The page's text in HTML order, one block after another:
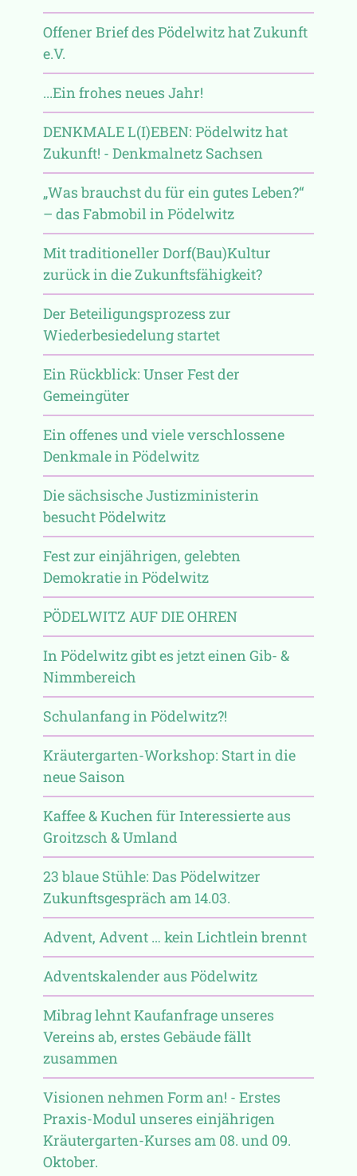
Offener Brief des Pödelwitz hat Zukunft
e.V.
...Ein frohes neues Jahr!
DENKMALE L(I)EBEN: Pödelwitz hat
Zukunft! - Denkmalnetz Sachsen
„Was brauchst du für ein gutes Leben?“
– das Fabmobil in Pödelwitz
Mit traditioneller Dorf(Bau)Kultur
zurück in die Zukunftsfähigkeit?
Der Beteiligungsprozess zur
Wiederbesiedelung startet
Ein Rückblick: Unser Fest der
Gemeingüter
Ein offenes und viele verschlossene
Denkmale in Pödelwitz
Die sächsische Justizministerin
besucht Pödelwitz
Fest zur einjährigen, gelebten
Demokratie in Pödelwitz
PÖDELWITZ AUF DIE OHREN
In Pödelwitz gibt es jetzt einen Gib- &
Nimmbereich
Schulanfang in Pödelwitz?!
Kräutergarten-Workshop: Start in die
neue Saison
Kaffee & Kuchen für Interessierte aus
Groitzsch & Umland
23 blaue Stühle: Das Pödelwitzer
Zukunftsgespräch am 14.03.
Advent, Advent … kein Lichtlein brennt
Adventskalender aus Pödelwitz
Mibrag lehnt Kaufanfrage unseres
Vereins ab, erstes Gebäude fällt
zusammen
Visionen nehmen Form an! - Erstes
Praxis-Modul unseres einjährigen
Kräutergarten-Kurses am 08. und 09.
Oktober.